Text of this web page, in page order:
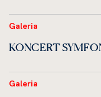
Galeria
KONCERT
Galeria